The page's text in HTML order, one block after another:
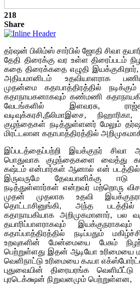
218
Share
தர்ஷன் பிலிம்ஸ் சார்பில் ஜோதி சிவா
தேதி திரைக்கு வர உள்ள திரைப்படம்
கதை திரைக்கதை எழுதி
அதியமானிடம் உதவியாளராக
முதன்மை கதாபாத்திரத்தில்
கதாநாயகனாகவும் கண்மணி
வேடங்களில் இளவரசு,
வடிவுக்கரசி,நீலிமாஇசை,
குழந்தைகள் நடித்துள்ளனர் மேலும்
மிரட்டலான கதாபாத்திரத்தில்
இப்படத்தைப்பற்றி இயக்குநர் சிவா
பொதுவாக குழந்தைகளை வைத்து
கஷ்டம் என்பார்கள் ஆனால் என் படத்தில்
இருவருமே தேவயானிக்கு
நடித்துள்ளார்கள் என்றவர் மற்றொரு
முதன் முதலாக உதவி
தொட்டாசினுங்கி, அந்த
கதாநாயகியாக அறிமுகமானார், பல
தயாரிப்பாளராகவும்
கதாப்பாத்திரத்தில் நடிப்பதும்
உறவுகளின் மேன்மையை பேசும்
பெற்றுள்ளது இதன் ஆடியோ உரிமையை
வெளிநாட்டு உரிமையை கஃபா
புதுவையின் திரையரங்க வெளியீட்டு
புரடெக்க்ஷன் நிறுவனமும் பெற்றுள்ளன,